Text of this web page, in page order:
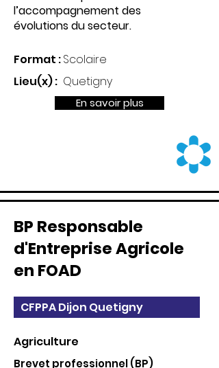
l’accompagnement des
évolutions du secteur.
Format :Scolaire
Lieu(x) : Quetigny
En savoir plus
BP Responsable
d'Entreprise Agricole
en FOAD
CFPPA Dijon Quetigny
Agriculture
Brevet professionnel (BP)